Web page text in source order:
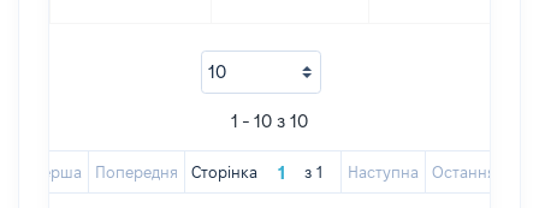
1 - 10 з 10
Перша Попередня Сторінка з 1 Наступна Остання